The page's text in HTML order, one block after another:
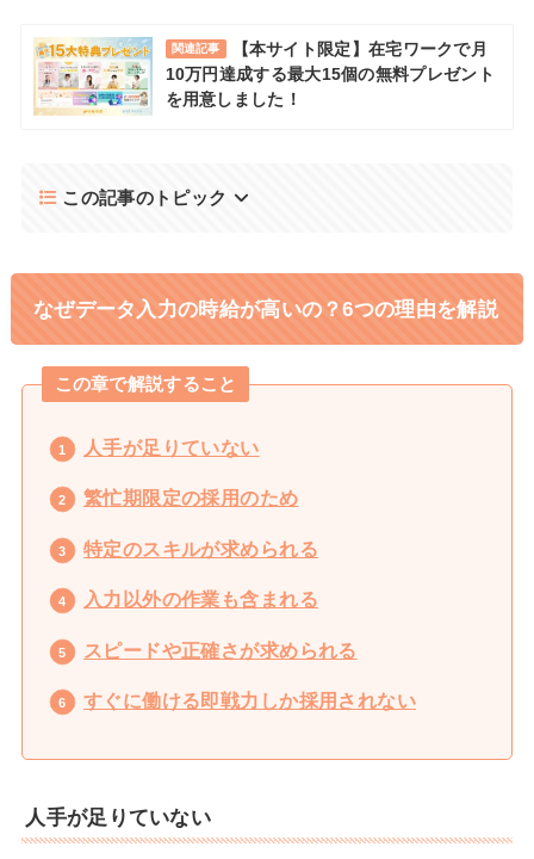
関連記事
【本サイト限定】在宅ワークで月
10万円達成する最大15個の無料プレゼント
を用意しました！
この記事のトピック
なぜデータ入力の時給が高いの？6つの理由を解説
この章で解説すること
人手が足りていない
繁忙期限定の採用のため
特定のスキルが求められる
入力以外の作業も含まれる
スピードや正確さが求められる
すぐに働ける即戦力しか採用されない
人手が足りていない